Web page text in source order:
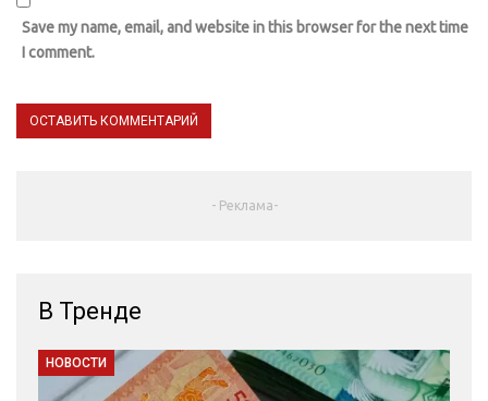
Save my name, email, and website in this browser for the next time
I comment.
- Реклама-
В Тренде
НОВОСТИ